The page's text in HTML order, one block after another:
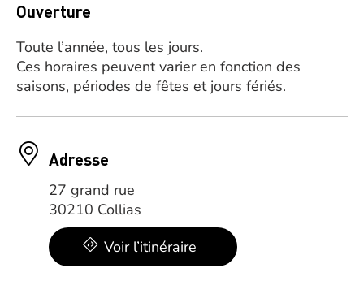
Ouverture
Toute l’année, tous les jours.
Ces horaires peuvent varier en fonction des
saisons, périodes de fêtes et jours fériés.
Adresse
27 grand rue
30210 Collias
Voir l’itinéraire